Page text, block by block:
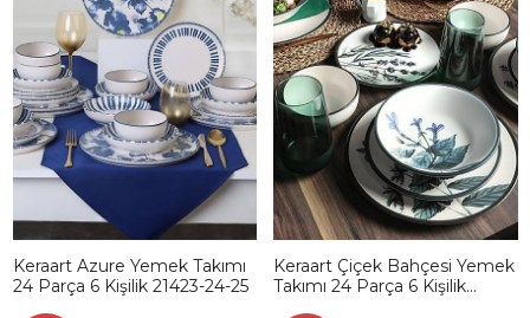
Keraart Azure Yemek Takımı
24 Parça 6 Kişilik 21423-24-25
Keraart Çiçek Bahçesi Yemek
Takımı 24 Parça 6 Kişilik